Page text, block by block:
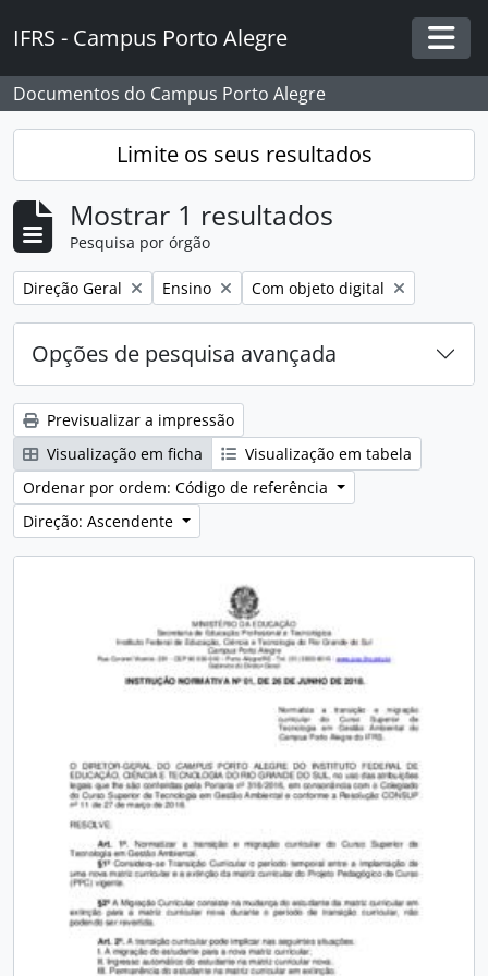
IFRS - Campus Porto Alegre
Documentos do Campus Porto Alegre
Limite os seus resultados
Mostrar 1 resultados
Pesquisa por órgão
Remover filtro:
Direção Geral Remover filtro:
Ensino Remover filtro:
Com objeto digital
Opções de pesquisa avançada
Previsualizar a impressão
Visualização em ficha
Visualização em tabela
Ordenar por ordem: Código de referência
Direção: Ascendente